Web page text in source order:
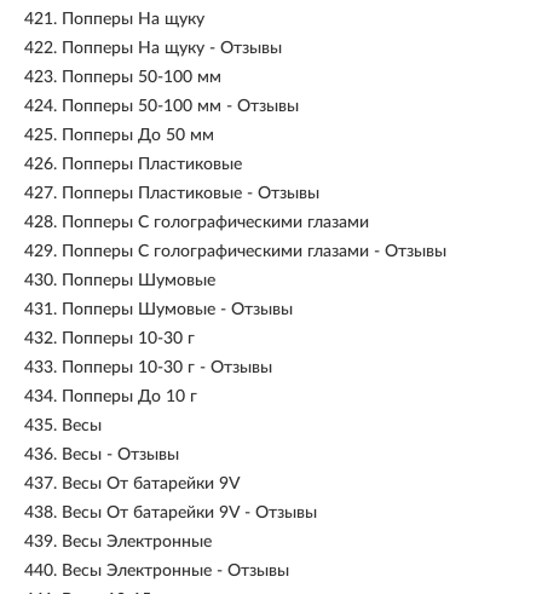
421.
Попперы На щуку
422.
Попперы На щуку - Отзывы
423.
Попперы 50-100 мм
424.
Попперы 50-100 мм - Отзывы
425.
Попперы До 50 мм
426.
Попперы Пластиковые
427.
Попперы Пластиковые - Отзывы
428.
Попперы С голографическими глазами
429.
Попперы С голографическими глазами - Отзывы
430.
Попперы Шумовые
431.
Попперы Шумовые - Отзывы
432.
Попперы 10-30 г
433.
Попперы 10-30 г - Отзывы
434.
Попперы До 10 г
435. Весы
436. Весы - Отзывы
437. Весы От батарейки 9V
438. Весы От батарейки 9V - Отзывы
439. Весы Электронные
440. Весы Электронные - Отзывы